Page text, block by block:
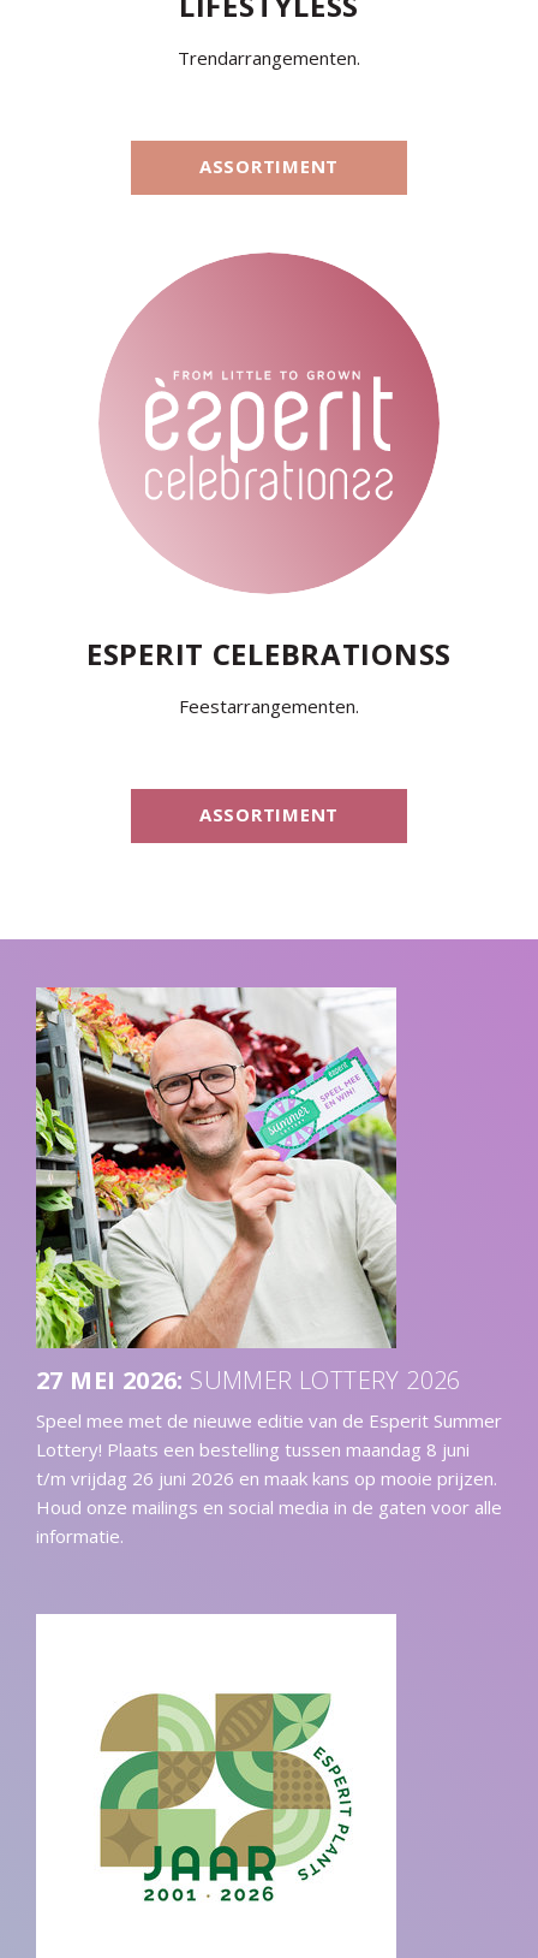
Trendarrangementen.
ASSORTIMENT
ESPERIT CELEBRATIONSS
Feestarrangementen.
ASSORTIMENT
27 MEI 2026: SUMMER LOTTERY 2026
Speel mee met de nieuwe editie van de Esperit Summer
Lottery! Plaats een bestelling tussen maandag 8 juni
t/m vrijdag 26 juni 2026 en maak kans op mooie prijzen.
Houd onze mailings en social media in de gaten voor alle
informatie.